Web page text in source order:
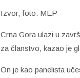
Izvor, foto: MEP
Crna Gora ulazi u
za članstvo, kazao je
On je kao panelista